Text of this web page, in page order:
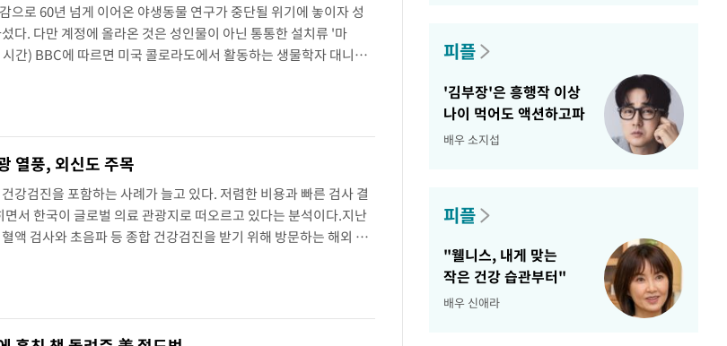
으로 60년 넘게 이어온 야생동물 연구가 중단될 위기에 놓이자 성
다. 다만 계정에 올라온 것은 성인물이 아닌 통통한 설치류 '마
간) BBC에 따르면 미국 콜로라도에서 활동하는 생물학자 대니얼
'온리팬스(OnlyFans)'에 '온리맘스(OnlyMarms)'라는 계정을 개
열풍, 외신도 주목
강검진을 포함하는 사례가 늘고 있다. 저렴한 비용과 빠른 검사 결
서 한국이 글로벌 의료 관광지로 떠오르고 있다는 분석이다.지난
액 검사와 초음파 등 종합 건강검진을 받기 위해 방문하는 해외 여
하고 있다"고 보도했다.BBC는 미국 로스앤젤레스에서 한국을 찾
피플
'김부장'은 흥행작 이상
나이 먹어도 액션하고파
배우 소지섭
피플
"웰니스, 내게 맞는
작은 건강 습관부터"
배우 신애라